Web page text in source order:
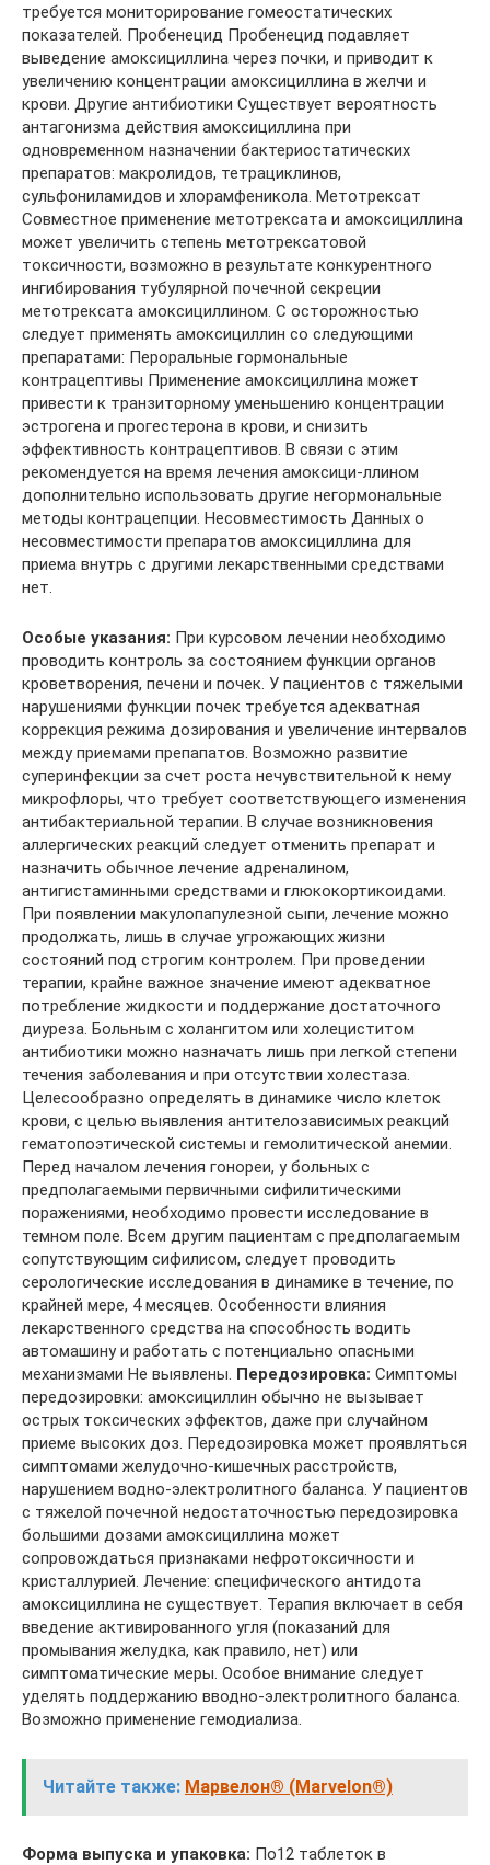
требуется мониторирование гомеостатических
показателей. Пробенецид Пробенецид подавляет
выведение амоксициллина через почки, и приводит к
увеличению концентрации амоксициллина в желчи и
крови. Другие антибиотики Существует вероятность
антагонизма действия амоксициллина при
одновременном назначении бактериостатических
препаратов: макролидов, тетрациклинов,
сульфониламидов и хлорамфеникола. Метотрексат
Совместное применение метотрексата и амоксициллина
может увеличить степень метотрексатовой
токсичности, возможно в результате конкурентного
ингибирования тубулярной почечной секреции
метотрексата амоксициллином. С осторожностью
следует применять амоксициллин со следующими
препаратами: Пероральные гормональные
контрацептивы Применение амоксициллина может
привести к транзиторному уменьшению концентрации
эстрогена и прогестерона в крови, и снизить
эффективность контрацептивов. В связи с этим
рекомендуется на время лечения амоксици-ллином
дополнительно использовать другие негормональные
методы контрацепции. Несовместимость Данных о
несовместимости препаратов амоксициллина для
приема внутрь с другими лекарственными средствами
нет.
Особые указания: При курсовом лечении необходимо
проводить контроль за состоянием функции органов
кроветворения, печени и почек. У пациентов с тяжелыми
нарушениями функции почек требуется адекватная
коррекция режима дозирования и увеличение интервалов
между приемами препапатов. Возможно развитие
суперинфекции за счет роста нечувствительной к нему
микрофлоры, что требует соответствующего изменения
антибактериальной терапии. В случае возникновения
аллергических реакций следует отменить препарат и
назначить обычное лечение адреналином,
антигистаминными средствами и глюкокортикоидами.
При появлении макулопапулезной сыпи, лечение можно
продолжать, лишь в случае угрожающих жизни
состояний под строгим контролем. При проведении
терапии, крайне важное значение имеют адекватное
потребление жидкости и поддержание достаточного
диуреза. Больным с холангитом или холециститом
антибиотики можно назначать лишь при легкой степени
течения заболевания и при отсутствии холестаза.
Целесообразно определять в динамике число клеток
крови, с целью выявления антителозависимых реакций
гематопоэтической системы и гемолитической анемии.
Перед началом лечения гонореи, у больных с
предполагаемыми первичными сифилитическими
поражениями, необходимо провести исследование в
темном поле. Всем другим пациентам с предполагаемым
сопутствующим сифилисом, следует проводить
серологические исследования в динамике в течение, по
крайней мере, 4 месяцев. Особенности влияния
лекарственного средства на способность водить
автомашину и работать с потенциально опасными
механизмами Не выявлены. Передозировка: Симптомы
передозировки: амоксициллин обычно не вызывает
острых токсических эффектов, даже при случайном
приеме высоких доз. Передозировка может проявляться
симптомами желудочно-кишечных расстройств,
нарушением водно-электролитного баланса. У пациентов
с тяжелой почечной недостаточностью передозировка
большими дозами амоксициллина может
сопровождаться признаками нефротоксичности и
кристаллурией. Лечение: специфического антидота
амоксициллина не существует. Терапия включает в себя
введение активированного угля (показаний для
промывания желудка, как правило, нет) или
симптоматические меры. Особое внимание следует
уделять поддержанию вводно-электролитного баланса.
Возможно применение гемодиализа.
Читайте также: Марвелон® (Marvelon®)
Форма выпуска и упаковка: По12 таблеток в